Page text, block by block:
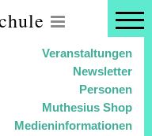
Veranstaltungen
Newsletter
Personen
Muthesius Shop
Medieninformationen